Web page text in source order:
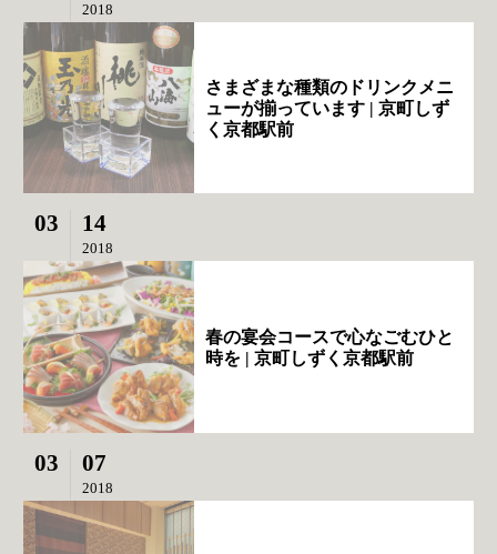
2018
さまざまな種類のドリンクメニ
ューが揃っています | 京町しず
く京都駅前
03 14
2018
春の宴会コースで心なごむひと
時を | 京町しずく京都駅前
03 07
2018